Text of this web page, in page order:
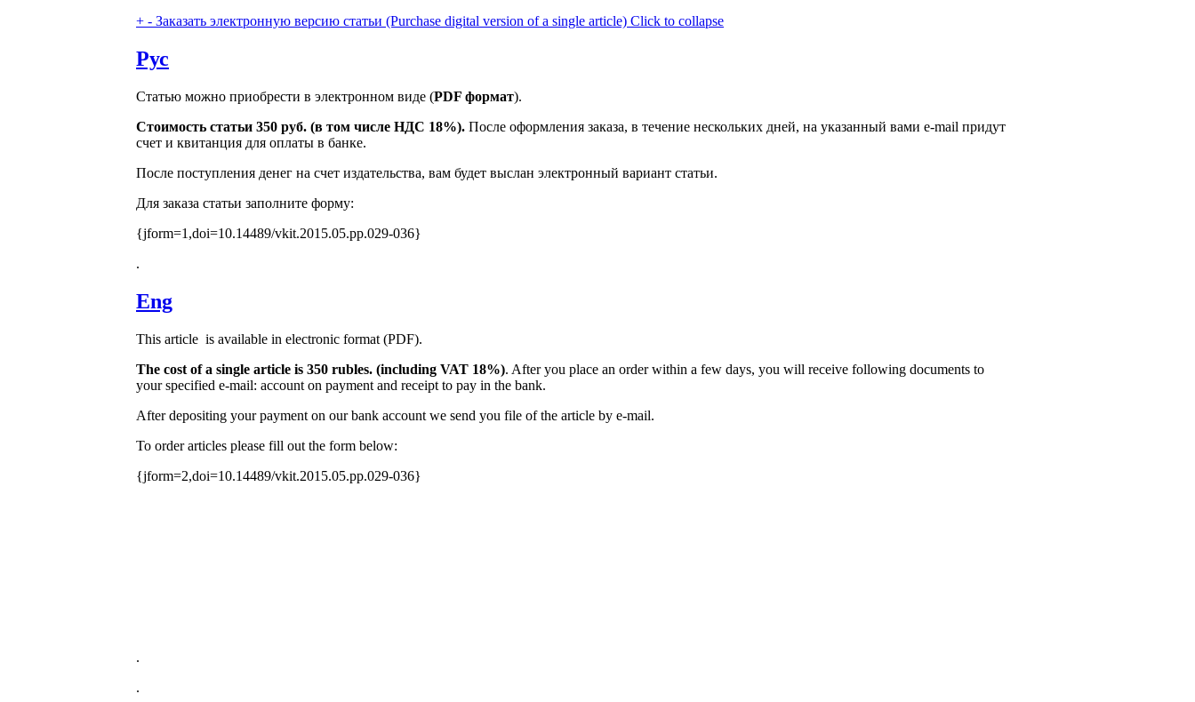
+ - Заказать электронную версию статьи (Purchase digital version of a single article) Click to collapse
Рус
Статью можно приобрести в электронном виде (PDF формат).
Стоимость статьи 350 руб. (в том числе НДС 18%). После оформления заказа, в течение нескольких дней, на указанный вами e-mail придут
счет и квитанция для оплаты в банке.
После поступления денег на счет издательства, вам будет выслан электронный вариант статьи.
Для заказа статьи заполните форму:
{jform=1,doi=10.14489/vkit.2015.05.pp.029-036}
.
Eng
This article is available in electronic format (PDF).
The cost of a single article is 350 rubles. (including VAT 18%). After you place an order within a few days, you will receive following documents to
your specified e-mail: account on payment and receipt to pay in the bank.
After depositing your payment on our bank account we send you file of the article by e-mail.
To order articles please fill out the form below:
{jform=2,doi=10.14489/vkit.2015.05.pp.029-036}
.
.